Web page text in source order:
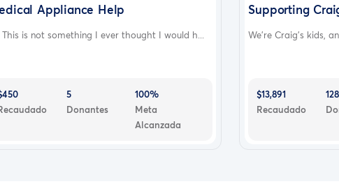
Appliance Help
This is not something I ever thought I would h...
5
Donantes
100%
Meta
Alcanzada
Supporting
We’re Craig’s kids,
$13,891
Recaudado
128